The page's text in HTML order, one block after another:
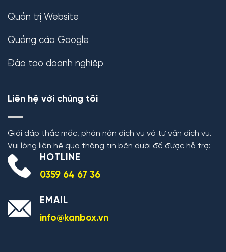
Quản trị Website
Quảng cáo Google
Đào tạo doanh nghiệp
Liên hệ với chúng tôi
Giải đáp thắc mắc, phản nàn dịch vụ và tư vấn dịch vụ.
Vui lòng liên hệ qua thông tin bên dưới để được hỗ trợ:
HOTLINE
0359 64 67 36
EMAIL
info@kanbox.vn